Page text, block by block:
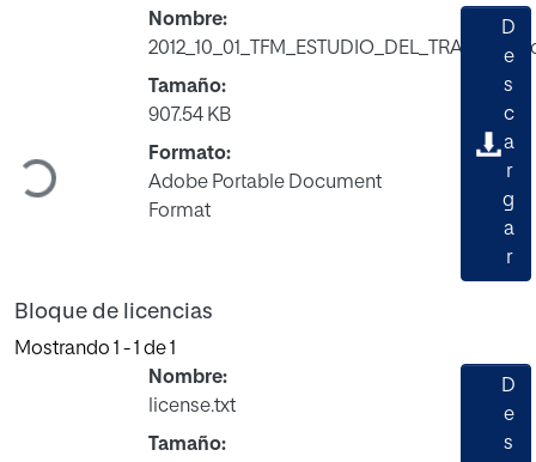
Cargando...
Nombre:
Tamaño:
907.54 KB
Formato:
Adobe Portable Document
Format
D
e
s
c
a
r
g
a
r
Bloque de licencias
Mostrando 1 - 1 de 1
Nombre:
license.txt
Tamaño:
D
e
s